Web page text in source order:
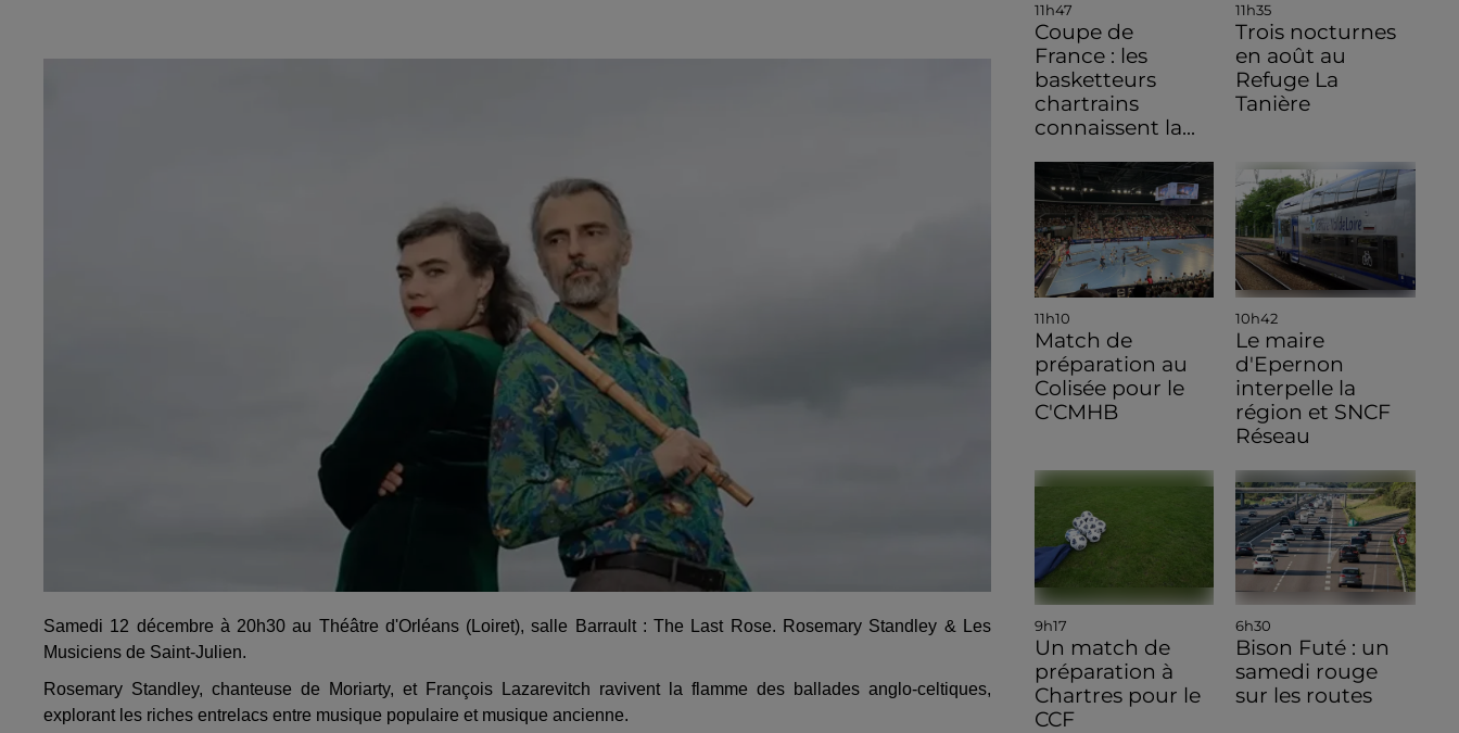
Samedi 12 décembre à 20h30 au Théâtre d'Orléans (Loiret), salle Barrault : The Last Rose. Rosemary Standley & Les
Musiciens de Saint-Julien.
Rosemary Standley, chanteuse de Moriarty, et François Lazarevitch ravivent la flamme des ballades anglo-celtiques,
explorant les riches entrelacs entre musique populaire et musique ancienne.
11h47
Coupe de
France : les
basketteurs
chartrains
connaissent la...
11h35
Trois nocturnes
en août au
Refuge La
Tanière
11h10
Match de
préparation au
Colisée pour le
C'CMHB
10h42
Le maire
d'Epernon
interpelle la
région et SNCF
Réseau
9h17
Un match de
préparation à
Chartres pour le
CCF
6h30
Bison Futé : un
samedi rouge
sur les routes